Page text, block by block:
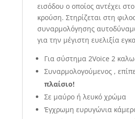
εισόδου ο οποίος αντέχει
κρούση. Στηρίζεται στη
συναρμολόγησης
για την μέγιστη ευελιξία
Για σύστημα 2Voice 2
Συναρμολογούμενος ,
πλαίσιο!
Σε μαύρο ή λευκό χρώμα
Έγχρωμη ευρυγώνια